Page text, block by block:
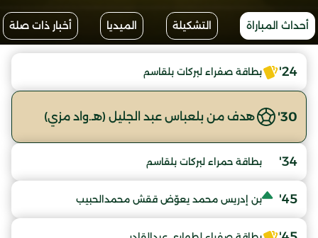
أحداث المباراة التشكيلة الميديا أخبار ذات صلة
24' بطاقة صفراء لبركات بلقاسم
30' هدف من بلعباس عبد الجليل (هـ.واد مزي)
34' بطاقة حمراء لبركات بلقاسم
45' بن إدريس محمد يعوّض ققش محمدالحبيب